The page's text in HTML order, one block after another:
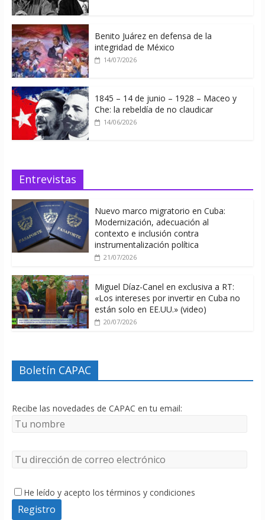
Benito Juárez en defensa de la
integridad de México
14/07/2026
1845 – 14 de junio – 1928 – Maceo y
Che: la rebeldía de no claudicar
14/06/2026
Entrevistas
Nuevo marco migratorio en Cuba:
Modernización, adecuación al
contexto e inclusión contra
instrumentalización política
21/07/2026
Miguel Díaz-Canel en exclusiva a RT:
«Los intereses por invertir en Cuba no
están solo en EE.UU.» (video)
20/07/2026
Boletín CAPAC
Recibe las novedades de CAPAC en tu email:
He leído y acepto los términos y condiciones